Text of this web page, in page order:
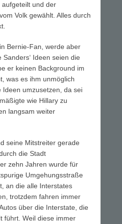
aufgeteilt und der
Volk gewählt. Alles durch
Bernie-Fan, werde aber
Ideen seien die
er keinen Background im
was es ihm unmöglich
Ideen umzusetzen, da sei
wie Hillary zu
langsam weiter
seine Mitstreiter gerade
die Stadt
zehn Jahren wurde für
Umgehungsstraße
an die alle Interstates
trotzdem fahren immer
über die Interstate, die
führt. Weil diese immer